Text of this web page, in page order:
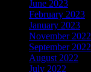
June 2023
February 2023
January 2023
November 2022
September 2022
August 2022
July 2022